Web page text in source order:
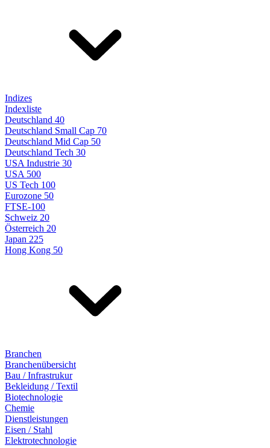
Indizes
Indexliste
Deutschland 40
Deutschland Small Cap 70
Deutschland Mid Cap 50
Deutschland Tech 30
USA Industrie 30
USA 500
US Tech 100
Eurozone 50
FTSE-100
Schweiz 20
Österreich 20
Japan 225
Hong Kong 50
Branchen
Branchenübersicht
Bau / Infrastrukur
Bekleidung / Textil
Biotechnologie
Chemie
Dienstleistungen
Eisen / Stahl
Elektrotechnologie